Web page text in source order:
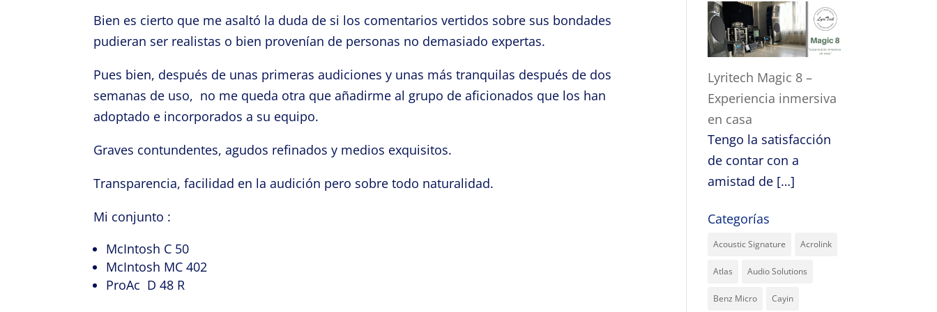
Bien es cierto que me asaltó la duda de si los comentarios vertidos sobre sus bondades
pudieran ser realistas o bien provenían de personas no demasiado expertas.
Pues bien, después de unas primeras audiciones y unas más tranquilas después de dos
semanas de uso, no me queda otra que añadirme al grupo de aficionados que los han
adoptado e incorporados a su equipo.
Graves contundentes, agudos refinados y medios exquisitos.
Transparencia, facilidad en la audición pero sobre todo naturalidad.
Mi conjunto :
McIntosh C 50
McIntosh MC 402
ProAc D 48 R
Lyritech Magic 8 –
Experiencia inmersiva
en casa
Tengo la satisfacción
de contar con a
amistad de […]
Categorías
Acoustic Signature Acrolink
Atlas Audio Solutions
Benz Micro Cayin